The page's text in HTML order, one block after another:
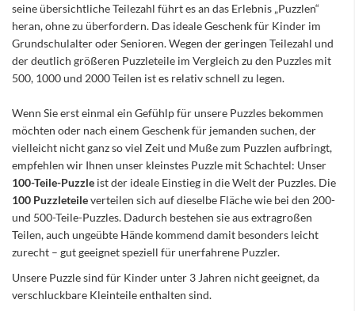
seine übersichtliche Teilezahl führt es an das Erlebnis „Puzzlen“
heran, ohne zu überfordern. Das ideale Geschenk für Kinder im
Grundschulalter oder Senioren. Wegen der geringen Teilezahl und
der deutlich größeren Puzzleteile im Vergleich zu den Puzzles mit
500, 1000 und 2000 Teilen ist es relativ schnell zu legen.
Wenn Sie erst einmal ein Gefühlp für unsere Puzzles bekommen
möchten oder nach einem Geschenk für jemanden suchen, der
vielleicht nicht ganz so viel Zeit und Muße zum Puzzlen aufbringt,
empfehlen wir Ihnen unser kleinstes Puzzle mit Schachtel: Unser
100-Teile-Puzzle ist der ideale Einstieg in die Welt der Puzzles. Die
100 Puzzleteileverteilen sich auf dieselbe Fläche wie bei den 200-
und 500-Teile-Puzzles. Dadurch bestehen sie aus extragroßen
Teilen, auch ungeübte Hände kommend damit besonders leicht
zurecht – gut geeignet speziell für unerfahrene Puzzler.
Unsere Puzzle sind für Kinder unter 3 Jahren nicht geeignet, da
verschluckbare Kleinteile enthalten sind.